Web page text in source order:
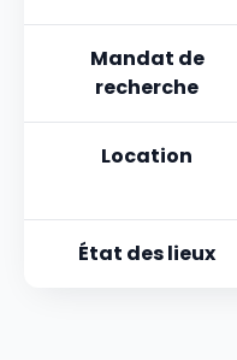
Mandat de
recherche
Location
État des lieux